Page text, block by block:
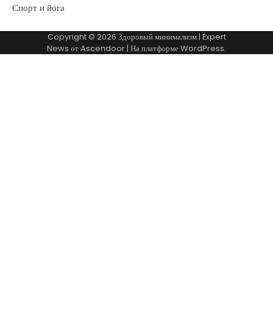
Спорт и йога
Copyright © 2026 Здоровый минимализм| Expert
News отAscendoor| На платформеWordPress.